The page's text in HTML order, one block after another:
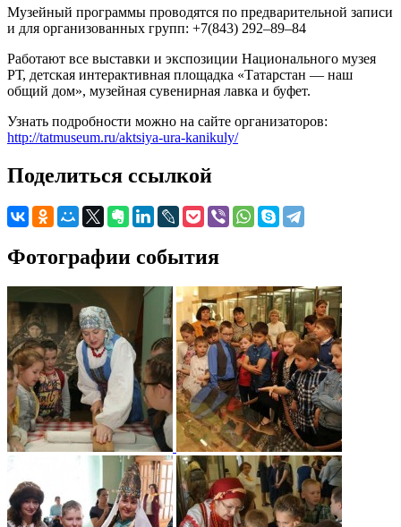
Музейный программы проводятся по предварительной записи
и для организованных групп: +7(843) 292–89–84
Работают все выставки и экспозиции Национального музея
РТ, детская интерактивная площадка «Татарстан — наш
общий дом», музейная сувенирная лавка и буфет.
Узнать подробности можно на сайте организаторов:
http://tatmuseum.ru/aktsiya-ura-kanikuly/
Поделиться ссылкой
Фотографии события